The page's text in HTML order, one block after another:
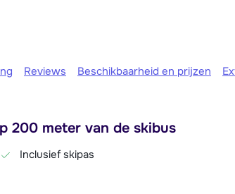
Reviews Beschikbaarheid en prijzen
200 meter van de skibus
Inclusief skipas